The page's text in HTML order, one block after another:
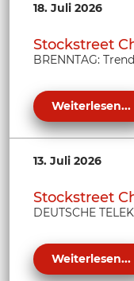
18. Juli 2026
Stockstreet
BRENNTAG:
Weiterlesen...
13. Juli 2026
Stockstreet
DEUTSCHE
Weiterlesen...